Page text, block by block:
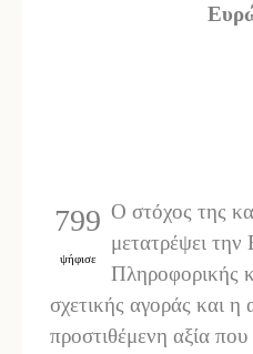
799
ψήφισε
Ο στόχος της
μετατρέψει
Πληροφορικής
σχετικής αγοράς και
προστιθέμενη αξία